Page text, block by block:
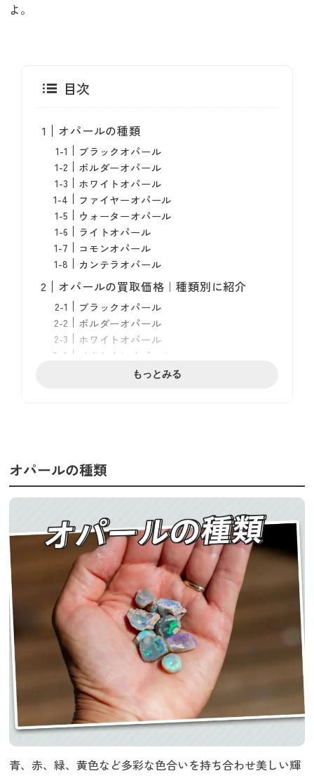
よ。
目次
オパールの種類
ブラックオパール
ボルダーオパール
ホワイトオパール
ファイヤーオパール
ウォーターオパール
ライトオパール
コモンオパール
カンテラオパール
オパールの買取価格｜種類別に紹介
ブラックオパール
ボルダーオパール
ホワイトオパール
メキシカンオパール
オパール関連の買取相場
カラット
カット
種類
原産国
クラリティ（透明度）
遊色
ボディカラー（地色）
オパールの買取において注意点
オパールの買取額を高くするには
オパールなどの宝石の買取に関するQ&A
うるココではどんなオパールや宝石でも買
取してくれる？
オパールや宝石の買取ならうるココへ
もっとみる
オパールの種類
青、赤、緑、黄色など多彩な色合いを持ち合わせ美しい輝